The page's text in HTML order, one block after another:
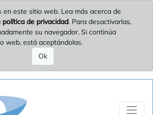
en este sitio web. Lea más acerca de
política de privacidad. Para desactivarlas,
su navegador. Si continúa
web, está aceptándolas.
Ok